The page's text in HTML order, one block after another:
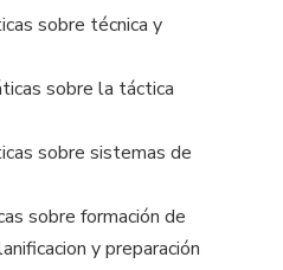
sobre técnica y
sobre la táctica
sobre sistemas de
sobre formación de
y preparación